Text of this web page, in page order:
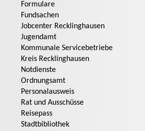
Formulare
Fundsachen
Jobcenter Recklinghausen
Jugendamt
Kommunale Servicebetriebe
Kreis Recklinghausen
Notdienste
Ordnungsamt
Personalausweis
Rat und Ausschüsse
Reisepass
Stadtbibliothek